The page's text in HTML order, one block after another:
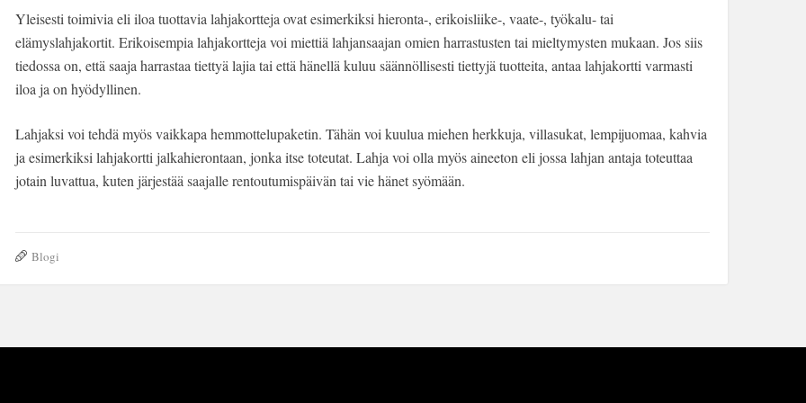
Yleisesti toimivia eli iloa tuottavia lahjakortteja ovat esimerkiksi hieronta-, erikoisliike-, vaate-, työkalu- tai
elämyslahjakortit. Erikoisempia lahjakortteja voi miettiä lahjansaajan omien harrastusten tai mieltymysten mukaan. Jos siis
tiedossa on, että saaja harrastaa tiettyä lajia tai että hänellä kuluu säännöllisesti tiettyjä tuotteita, antaa lahjakortti varmasti
iloa ja on hyödyllinen.
Lahjaksi voi tehdä myös vaikkapa hemmottelupaketin. Tähän voi kuulua miehen herkkuja, villasukat, lempijuomaa, kahvia
ja esimerkiksi lahjakortti jalkahierontaan, jonka itse toteutat. Lahja voi olla myös aineeton eli jossa lahjan antaja toteuttaa
jotain luvattua, kuten järjestää saajalle rentoutumispäivän tai vie hänet syömään.
Blogi